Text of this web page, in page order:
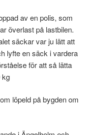
av en polis, som
överlast på lastbilen.
säckar var ju lätt att
lyfte en säck i vardera
för att så lätta
kg
löpeld på bygden om